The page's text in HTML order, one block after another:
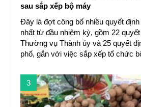
sau sắp xếp bộ máy
Đây là đợt công bố nhiều quyết
nhất từ đầu nhiệm kỳ, gồm 22
Thường vụ Thành ủy và 25 quyết
phố, gắn với việc sắp xếp tổ chức
3